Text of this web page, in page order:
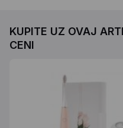
KUPITE UZ OVAJ
CENI